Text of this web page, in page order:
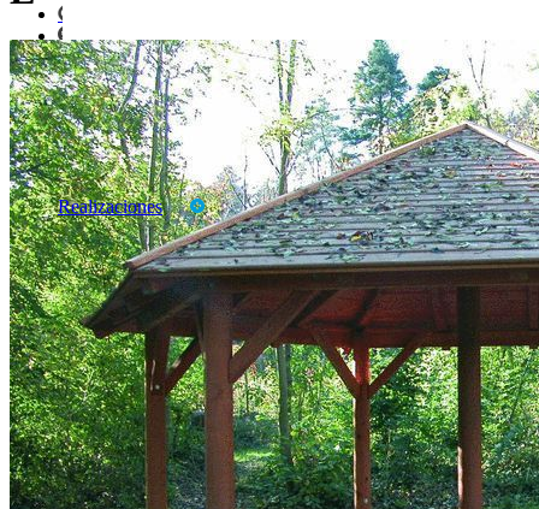
Inicio
empresa
PARQUES INFANTILES
Productos
Marcas
Realizaciones
CATALOGOS
TARIFAS